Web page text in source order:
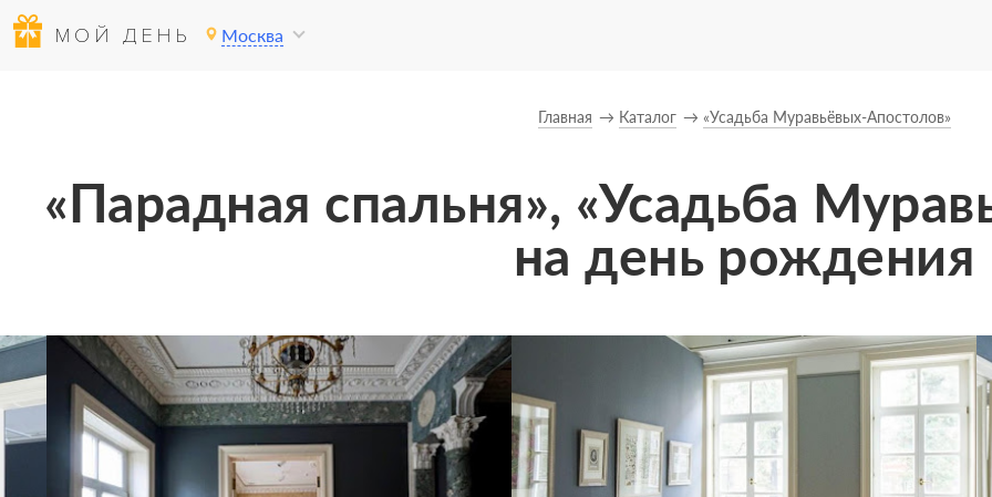
МОЙ ДЕНЬ Москва
Главная Каталог «Усадьба Муравьёвых-Апостолов»
«Парадная спальня», «Усадьба
на день рождения